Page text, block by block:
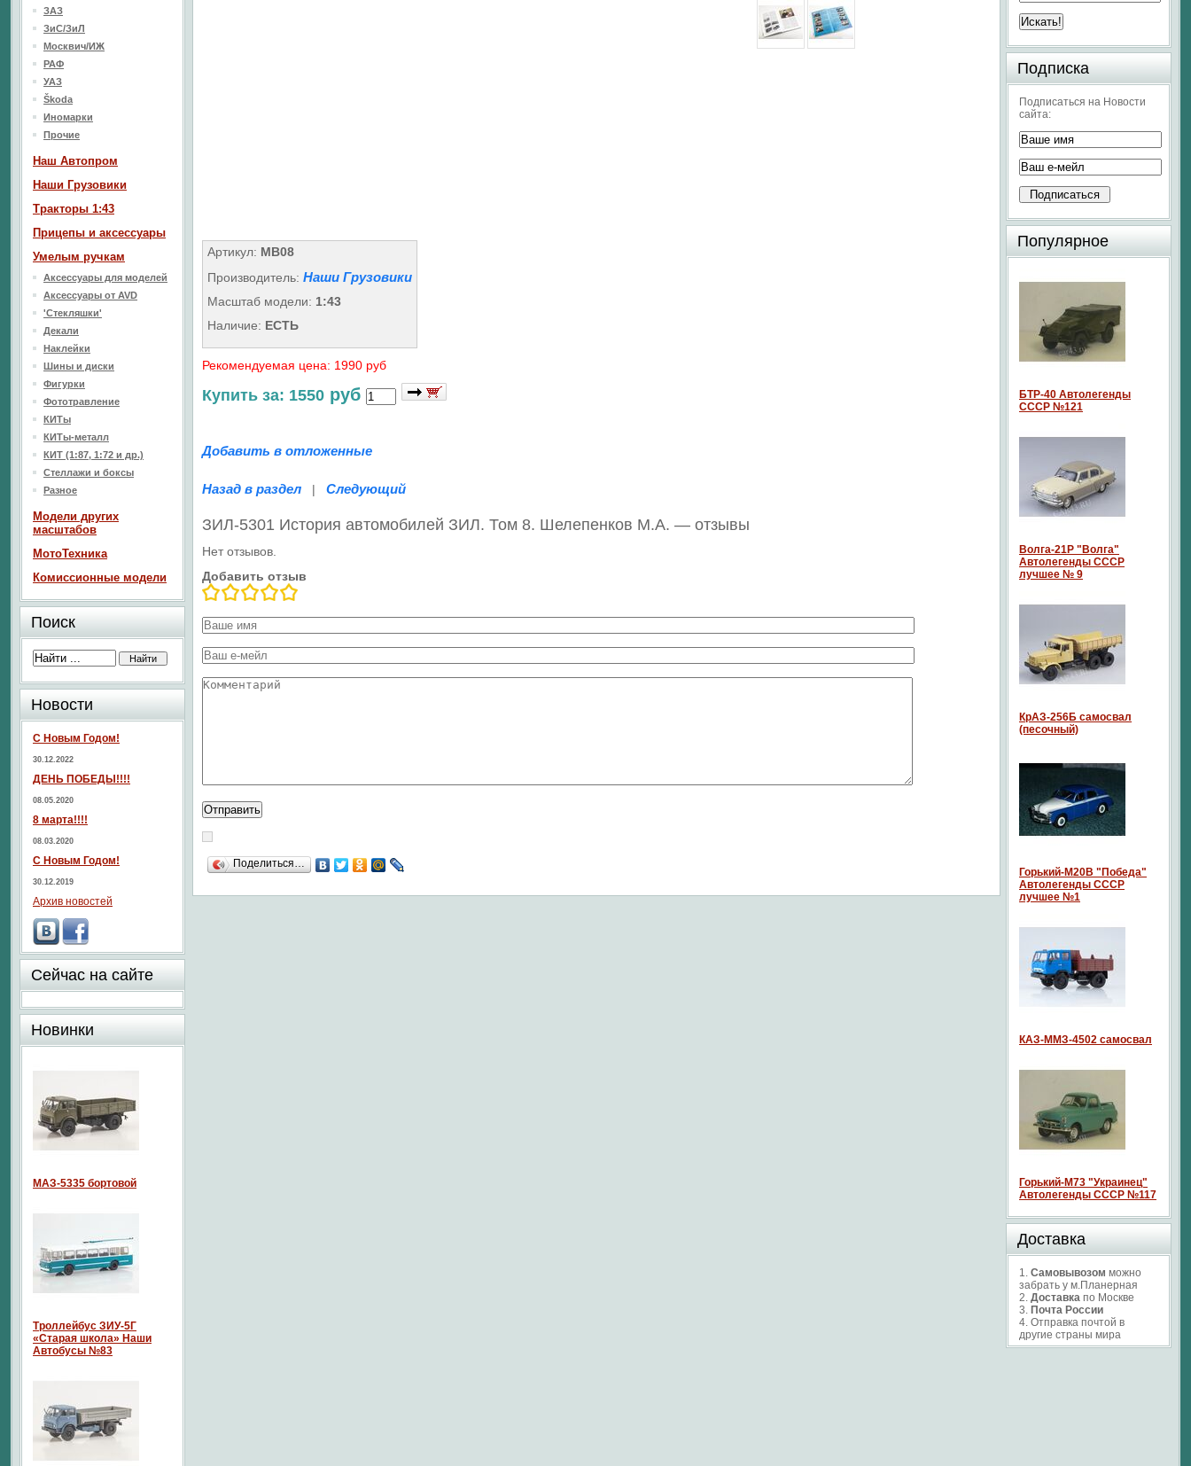
Артикул: MB08
Производитель: Наши Грузовики
Масштаб модели: 1:43
Наличие: ЕСТЬ
Рекомендуемая цена: 1990 руб
Купить за: 1550 руб
Добавить в отложенные
Назад в раздел | Следующий
ЗИЛ-5301 История автомобилей ЗИЛ. Том 8. Шелепенков М.А. — отзывы
Нет отзывов.
Добавить отзыв
Поделиться…
ЗАЗ
ЗиС/ЗиЛ
Москвич/ИЖ
РАФ
УАЗ
Škoda
Иномарки
Прочие
Наш Aвтопром
Наши Грузовики
Тракторы 1:43
Прицепы и аксессуары
Умелым ручкам
Аксессуары для моделей
Аксессуары от AVD
'Стекляшки'
Декали
Наклейки
Шины и диски
Фигурки
Фототравление
КИТы
КИТы-металл
КИТ (1:87, 1:72 и др.)
Стеллажи и боксы
Разное
Модели других
масштабов
МотоТехника
Комиссионные модели
Поиск
Новости
С Новым Годом!
30.12.2022
ДЕНЬ ПОБЕДЫ!!!!
08.05.2020
8 марта!!!!
08.03.2020
С Новым Годом!
30.12.2019
Архив новостей
Сейчас на сайте
Новинки
МАЗ-5335 бортовой
Троллейбус ЗИУ-5Г
«Старая школа» Наши
Автобусы №83
Подписка
Подписаться на Новости
сайта:
Популярное
БТР-40 Автолегенды
СССР №121
Волга-21P "Волга"
Автолегенды СССР
лучшее № 9
КрАЗ-256Б самосвал
(песочный)
Горький-М20В "Победа"
Автолегенды СССР
лучшее №1
КАЗ-ММЗ-4502 самосвал
Горький-М73 "Украинец"
Автолегенды СССР №117
Доставка
1. Самовывозом можно
забрать у м.Планерная
2. Доставка по Москве
3. Почта России
4. Отправка почтой в
другие страны мира